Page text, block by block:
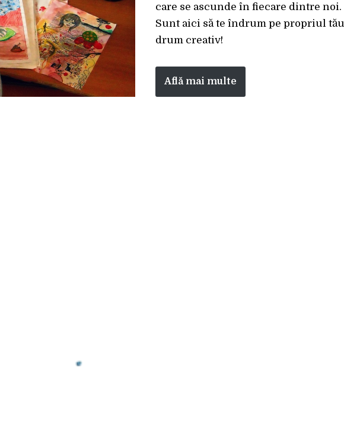
care se ascunde în fiecare dintre noi.
Sunt aici să te îndrum pe propriul tău
drum creativ!
Află mai multe